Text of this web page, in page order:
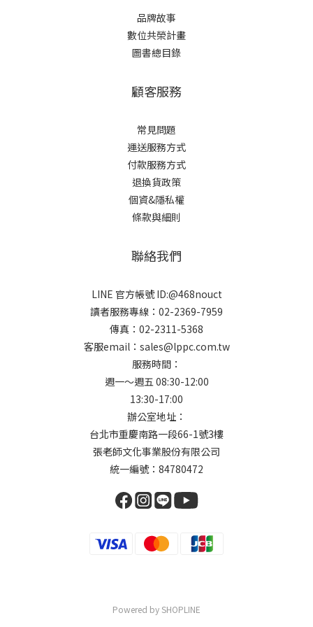
品牌故事
數位共榮計畫
圖書總目錄
顧客服務
常見問題
運送服務方式
付款服務方式
退換貨政策
個資&隱私權
條款與細則
聯絡我們
LINE 官方帳號 ID:@468nouct
讀者服務專線：02-2369-7959
傳真：02-2311-5368
客服email：sales@lppc.com.tw
服務時間：
週一～週五 08:30-12:00
13:30-17:00
辦公室地址：
台北市重慶南路一段66-1號3樓
張老師文化事業股份有限公司
統一編號：84780472
Powered by SHOPLINE